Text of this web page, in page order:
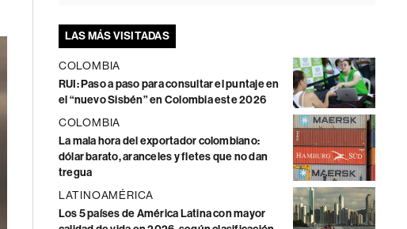
LAS MÁS VISITADAS
COLOMBIA
RUI: Paso a paso para consultar el puntaje en
el “nuevo Sisbén” en Colombia este 2026
COLOMBIA
La mala hora del exportador colombiano:
dólar barato, aranceles y fletes que no dan
tregua
LATINOAMÉRICA
Los 5 países de América Latina con mayor